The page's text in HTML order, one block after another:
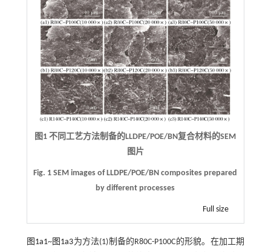
图1 不同工艺方法制备的LLDPE/POE/BN复合材料的SEM
图片
Fig. 1 SEM images of LLDPE/POE/BN composites prepared
by different processes
Full size
图1a1~图1a3为方法(1)制备的R80C-P100C的形貌。在加工期